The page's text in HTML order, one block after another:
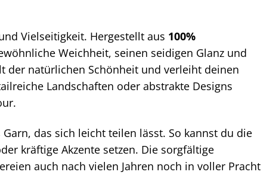
Vielseitigkeit. Hergestellt aus 100%
Weichheit, seinen seidigen Glanz und
der natürlichen Schönheit und verleiht deinen
Landschaften oder abstrakte Designs
das sich leicht teilen lässt. So kannst du die
kräftige Akzente setzen. Die sorgfältige
auch nach vielen Jahren noch in voller Pracht